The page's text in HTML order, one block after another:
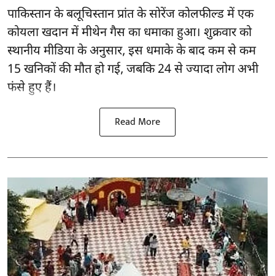
पाकिस्तानके बलूचिस्तान प्रांत के सोरेंज कोलफील्ड में एक
कोयला खदान में मीथेन गैस का धमाका हुआ। शुक्रवार को
स्थानीय मीडिया के अनुसार, इस धमाके के बाद कम से कम
15 खनिकों की मौत हो गई, जबकि 24 से ज्यादा लोग अभी
फंसे हुए हैं।
Read More